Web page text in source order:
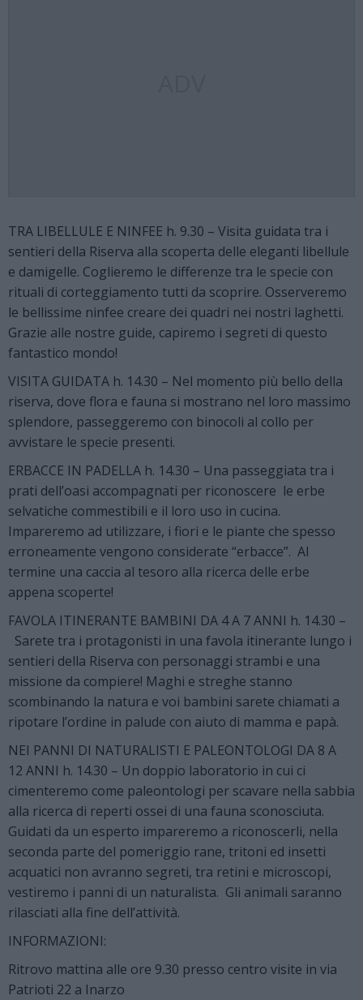
TRA LIBELLULE E NINFEE h. 9.30 – Visita guidata tra i
sentieri della Riserva alla scoperta delle eleganti libellule
e damigelle. Coglieremo le differenze tra le specie con
rituali di corteggiamento tutti da scoprire. Osserveremo
le bellissime ninfee creare dei quadri nei nostri laghetti.
Grazie alle nostre guide, capiremo i segreti di questo
fantastico mondo!
VISITA GUIDATA h. 14.30 – Nel momento più bello della
riserva, dove flora e fauna si mostrano nel loro massimo
splendore, passeggeremo con binocoli al collo per
avvistare le specie presenti.
ERBACCE IN PADELLA h. 14.30 – Una passeggiata tra i
prati dell’oasi accompagnati per riconoscere le erbe
selvatiche commestibili e il loro uso in cucina.
Impareremo ad utilizzare, i fiori e le piante che spesso
erroneamente vengono considerate “erbacce”. Al
termine una caccia al tesoro alla ricerca delle erbe
appena scoperte!
FAVOLA ITINERANTE BAMBINI DA 4 A 7 ANNI h. 14.30 –
Sarete tra i protagonisti in una favola itinerante lungo i
sentieri della Riserva con personaggi strambi e una
missione da compiere! Maghi e streghe stanno
scombinando la natura e voi bambini sarete chiamati a
ripotare l’ordine in palude con aiuto di mamma e papà.
NEI PANNI DI NATURALISTI E PALEONTOLOGI DA 8 A
12 ANNI h. 14.30 – Un doppio laboratorio in cui ci
cimenteremo come paleontologi per scavare nella sabbia
alla ricerca di reperti ossei di una fauna sconosciuta.
Guidati da un esperto impareremo a riconoscerli, nella
seconda parte del pomeriggio rane, tritoni ed insetti
acquatici non avranno segreti, tra retini e microscopi,
vestiremo i panni di un naturalista. Gli animali saranno
rilasciati alla fine dell’attività.
INFORMAZIONI:
Ritrovo mattina alle ore 9.30 presso centro visite in via
Patrioti 22 a Inarzo